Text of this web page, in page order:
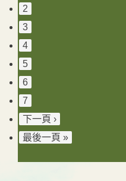
2
3
4
5
6
7
下一頁 ›
最後一頁 »